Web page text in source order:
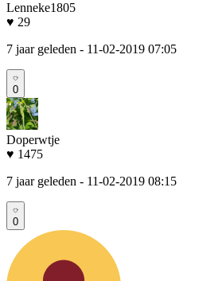
Lenneke1805
♥ 29
7 jaar geleden - 11-02-2019 07:05
0
Doperwtje
♥ 1475
7 jaar geleden - 11-02-2019 08:15
0